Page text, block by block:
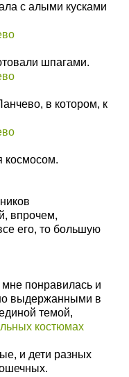
с алыми кусками
шпагами.
в котором, к
космосом.
впрочем,
его, то большую
понравилась и
выдержанными в
темой,
и дети разных